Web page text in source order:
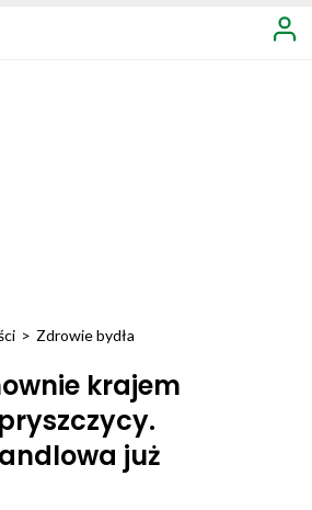
> Zdrowie bydła
krajem
już